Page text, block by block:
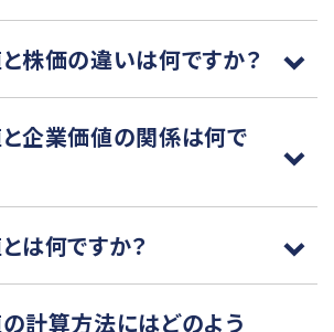
株価の違いは何ですか？
企業価値の関係は何で
は何ですか？
計算方法にはどのよう